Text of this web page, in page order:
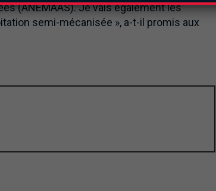
(ANEMAAS). Je vais également les
semi-mécanisée », a-t-il promis aux